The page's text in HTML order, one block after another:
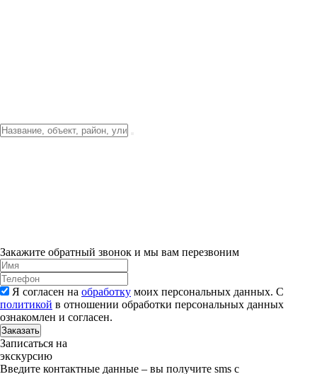
Закажите обратный звонок и мы вам перезвоним
Я согласен на обработку моих персональных данных. С
политикой в отношении обработки персональных данных
ознакомлен и согласен.
Заказать
Записаться на
экскурсию
Введите контактные данные – вы получите sms с